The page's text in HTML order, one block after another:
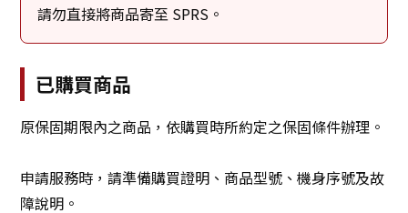
請勿直接將商品寄至 SPRS。
已購買商品
原保固期限內之商品，依購買時所約定之保固條件辦理。
申請服務時，請準備購買證明、商品型號、機身序號及故
障說明。